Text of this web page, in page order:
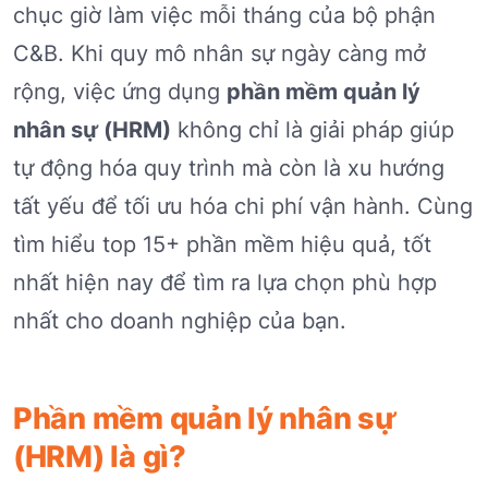
chục giờ làm việc mỗi tháng của bộ phận
C&B. Khi quy mô nhân sự ngày càng mở
rộng, việc ứng dụng phần mềm quản lý
nhân sự (HRM) không chỉ là giải pháp giúp
tự động hóa quy trình mà còn là xu hướng
tất yếu để tối ưu hóa chi phí vận hành. Cùng
tìm hiểu top 15+ phần mềm hiệu quả, tốt
nhất hiện nay để tìm ra lựa chọn phù hợp
nhất cho doanh nghiệp của bạn.
Phần mềm quản lý nhân sự
(HRM) là gì?